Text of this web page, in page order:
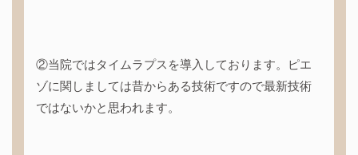
②当院ではタイムラプスを導入しております。ピエ
ゾに関しましては昔からある技術ですので最新技術
ではないかと思われます。